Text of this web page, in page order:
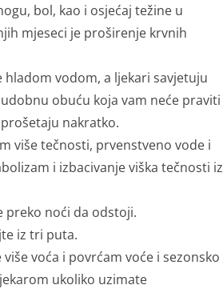
bol, kao i osjećaj težine u
mjeseci je proširenje krvnih
vodom, a ljekari savjetuju
obuću koja vam neće praviti
nakratko.
više tečnosti, prvenstveno vode i
i izbacivanje viška tečnosti iz
preko noći da odstoji.
iz tri puta.
voća i povrćam voće i sezonsko
ukoliko uzimate